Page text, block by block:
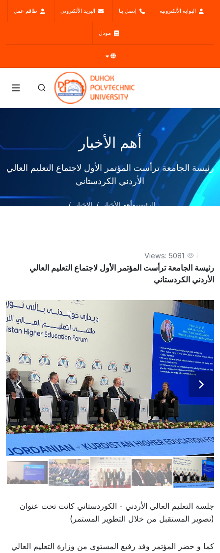
البوابة الألكترونية إتصل بنا البريد الألكتروني طاقم عمل
مودل
أهم الأخبار
رئيسة الجامعة ترأست المؤتمر الأول لاجتماع التعليم العالي
الأردني الكردستاني
الرئيسيةأهم الأخبار
الاخبار
Views: 5081
رئيسة الجامعة ترأست المؤتمر الأول لاجتماع التعليم العالي
الأردني الكردستاني
جلسة التعليم العالي الأردني - الكوردستاني كانت تحت عنوان
(تصوير المستقبل من خلال التطوير المستمر)
كما و حضر المؤتمر وفد رفيع المستوى من وزارة التعليم العالي